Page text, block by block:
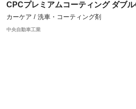
CPCプレミアムコーティング ダブ
カーケア / 洗車・コーティング剤
中央自動車工業